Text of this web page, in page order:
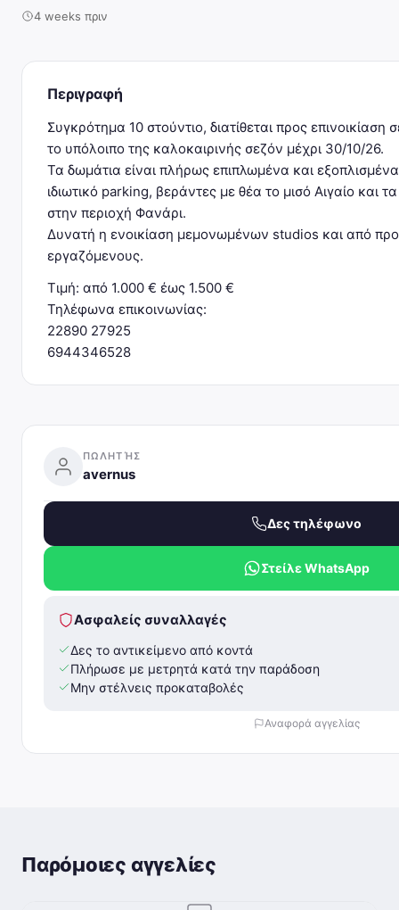
4 weeks πριν
Περιγραφή
Συγκρότημα 10 στούντιο, διατίθεται προς επινοικίαση
το υπόλοιπο της καλοκαιρινής σεζόν μέχρι 30/10/26.
Τα δωμάτια είναι πλήρως επιπλωμένα και
ιδιωτικό parking, βεράντες με θέα το μισό Αιγαίο και
στην περιοχή Φανάρι.
Δυνατή η ενοικίαση μεμονωμένων studios και από
εργαζόμενους.
Τιμή: από 1.000 € έως 1.500 €
Τηλέφωνα επικοινωνίας:
22890 27925
6944346528
ΠΩΛΗΤΉΣ
avernus
Δες τηλέφωνο
Στείλε WhatsApp
Ασφαλείς συναλλαγές
Δες το αντικείμενο από κοντά
Πλήρωσε με μετρητά κατά την παράδοση
Μην στέλνεις προκαταβολές
Αναφορά αγγελίας
Παρόμοιες αγγελίες